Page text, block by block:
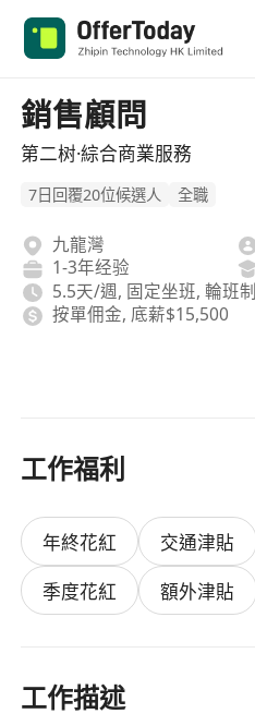
銷售顧問
第二树·綜合商業服務
7日回覆20位候選人 全職
九龍灣
1-3年经验
5.5天/週, 固定坐班, 輪班制
按單佣金, 底薪$15,500
工作福利
年終花紅 交通津貼
季度花紅
額外津貼
工作描述